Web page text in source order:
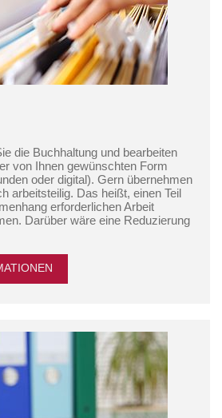
die Buchhaltung und bearbeiten
von Ihnen gewünschten Form
oder digital). Gern übernehmen
arbeitsteilig. Das heißt, einen Teil
erforderlichen Arbeit
Darüber wäre eine Reduzierung